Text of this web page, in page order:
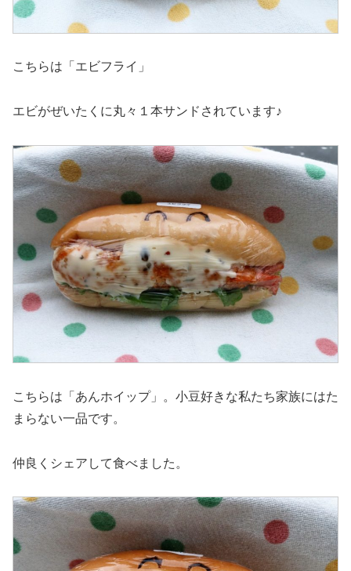
こちらは「エビフライ」
エビがぜいたくに丸々１本サンドされています♪
こちらは「あんホイップ」。小豆好きな私たち家族にはた
まらない一品です。
仲良くシェアして食べました。